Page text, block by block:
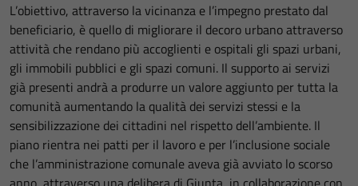
L’obiettivo, attraverso la vicinanza e l’impegno prestato dal
beneficiario, è quello di migliorare il decoro urbano attraverso
attività che rendano più accoglienti e ospitali gli spazi urbani,
gli immobili pubblici e gli spazi comuni. Il supporto ai servizi
già presenti andrà a produrre un valore aggiunto per tutta la
comunità aumentando la qualità dei servizi stessi e la
sensibilizzazione dei cittadini nel rispetto dell’ambiente. Il
piano rientra nei patti per il lavoro e per l’inclusione sociale
che l’amministrazione comunale aveva già avviato lo scorso